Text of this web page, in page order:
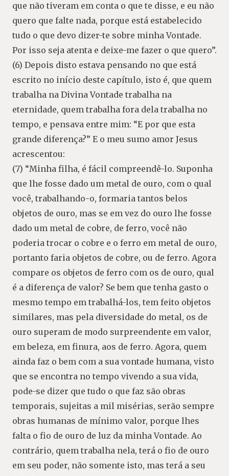
que não tiveram em conta o que te disse, e eu não
quero que falte nada, porque está estabelecido
tudo o que devo dizer-te sobre minha Vontade.
Por isso seja atenta e deixe-me fazer o que quero”.
(6) Depois disto estava pensando no que está
escrito no início deste capítulo, isto é, que quem
trabalha na Divina Vontade trabalha na
eternidade, quem trabalha fora dela trabalha no
tempo, e pensava entre mim: “E por que esta
grande diferença?” E o meu sumo amor Jesus
acrescentou:
(7) “Minha filha, é fácil compreendê-lo. Suponha
que lhe fosse dado um metal de ouro, com o qual
você, trabalhando-o, formaria tantos belos
objetos de ouro, mas se em vez do ouro lhe fosse
dado um metal de cobre, de ferro, você não
poderia trocar o cobre e o ferro em metal de ouro,
portanto faria objetos de cobre, ou de ferro. Agora
compare os objetos de ferro com os de ouro, qual
é a diferença de valor? Se bem que tenha gasto o
mesmo tempo em trabalhá-los, tem feito objetos
similares, mas pela diversidade do metal, os de
ouro superam de modo surpreendente em valor,
em beleza, em finura, aos de ferro. Agora, quem
ainda faz o bem com a sua vontade humana, visto
que se encontra no tempo vivendo a sua vida,
pode-se dizer que tudo o que faz são obras
temporais, sujeitas a mil misérias, serão sempre
obras humanas de mínimo valor, porque lhes
falta o fio de ouro de luz da minha Vontade. Ao
contrário, quem trabalha nela, terá o fio de ouro
em seu poder, não somente isto, mas terá a seu